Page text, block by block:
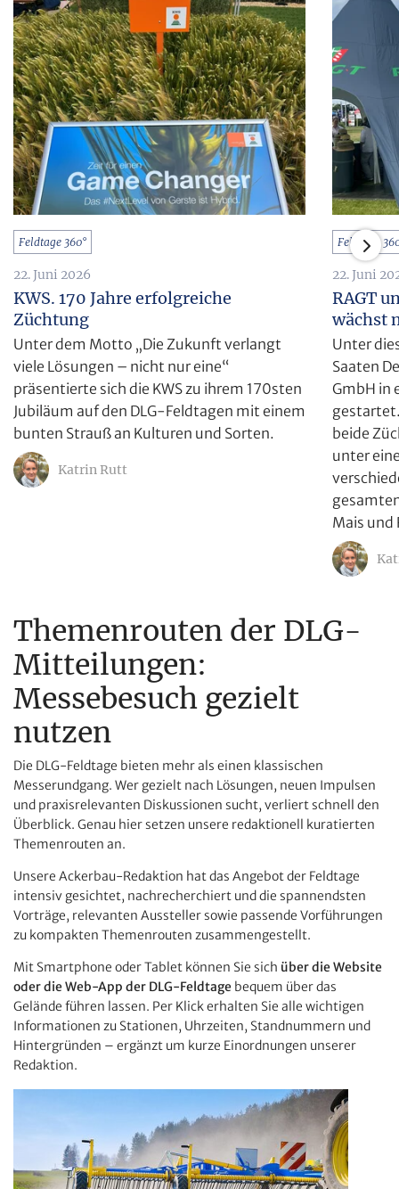
Feldtage 360°
22. Juni 2026
KWS. 170 Jahre erfolgreiche
Züchtung
Unter dem Motto „Die Zukunft verlangt
viele Lösungen – nicht nur eine“
präsentierte sich die KWS zu ihrem 170sten
Jubiläum auf den DLG-Feldtagen mit einem
bunten Strauß an Kulturen und Sorten.
Katrin Rutt
Feldtage
22. Juni
RAGT
wächst
Unter
Saaten
GmbH in
beide
unter
Mais und
Themenrouten der DLG-
Mitteilungen:
Messebesuch gezielt
nutzen
Die DLG-Feldtage bieten mehr als einen klassischen
Messerundgang. Wer gezielt nach Lösungen, neuen Impulsen
und praxisrelevanten Diskussionen sucht, verliert schnell den
Überblick. Genau hier setzen unsere redaktionell kuratierten
Themenrouten an.
Unsere Ackerbau-Redaktion hat das Angebot der Feldtage
intensiv gesichtet, nachrecherchiert und die spannendsten
Vorträge, relevanten Aussteller sowie passende Vorführungen
zu kompakten Themenrouten zusammengestellt.
Mit Smartphone oder Tablet können Sie sich über die Website
oder die Web-App der DLG-Feldtage bequem über das
Gelände führen lassen. Per Klick erhalten Sie alle wichtigen
Informationen zu Stationen, Uhrzeiten, Standnummern und
Hintergründen – ergänzt um kurze Einordnungen unserer
Redaktion.